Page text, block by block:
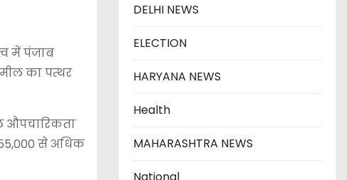
में पंजाब
का पत्थर
औपचारिकता
से अधिक
DELHI NEWS
ELECTION
HARYANA NEWS
Health
MAHARASHTRA NEWS
National